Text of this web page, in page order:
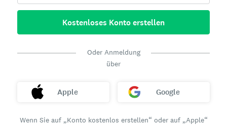
Kostenloses Konto erstellen
Oder Anmeldung
über
Apple Google
Wenn Sie auf „Konto kostenlos erstellen“ oder auf „Apple“